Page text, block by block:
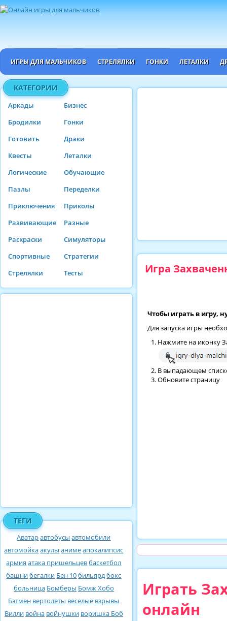
ИГРЫ ДЛЯ МАЛЬЧИКОВ СТРЕЛЯЛКИ ГОНКИ ЛЕТАЛКИ
КАТЕГОРИИ
Аркады
Бизнес
Бродилки
Гонки
Готовить
Драки
Квесты
Леталки
Логические
Обучающие
Пазлы
Переделки
Приключения
Приколы
Развивающие
Разные
Раскраски
Симуляторы
Спортивные
Стратегии
Стрелялки
Тесты
ТЕГИ
Аватаравтобусы автомобили
автомойкаакулы анимеапокалипсис
армия атака пришельцевбаскетбол
башнибегалки Бен 10бильярдбокс
больница Бомберы Бомж Хобо
Бэтмен вертолеты веселые взрывы
Вилли война войнушки воришка Боб
Игра
Чтобы играть в игру,
Для запуска игры
Нажмите на иконку
В выпадающем
Обновите страницу
Играть
онлайн